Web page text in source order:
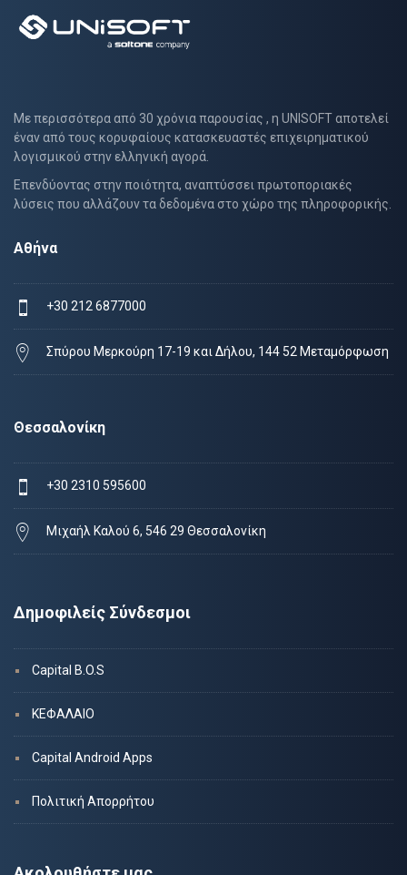
Με περισσότερα από 30 χρόνια παρουσίας , η UNISOFT αποτελεί
έναν από τους κορυφαίους κατασκευαστές επιχειρηματικού
λογισμικού στην ελληνική αγορά.
Επενδύοντας στην ποιότητα, αναπτύσσει πρωτοποριακές
λύσεις που αλλάζουν τα δεδομένα στο χώρο της πληροφορικής.
Αθήνα
+30 212 6877000
Σπύρου Μερκούρη 17-19 και Δήλου, 144 52 Μεταμόρφωση
Θεσσαλονίκη
+30 2310 595600
Μιχαήλ Καλού 6, 546 29 Θεσσαλονίκη
Δημοφιλείς Σύνδεσμοι
Capital B.O.S
ΚΕΦΑΛΑΙΟ
Capital Android Apps
Πολιτική Απορρήτου